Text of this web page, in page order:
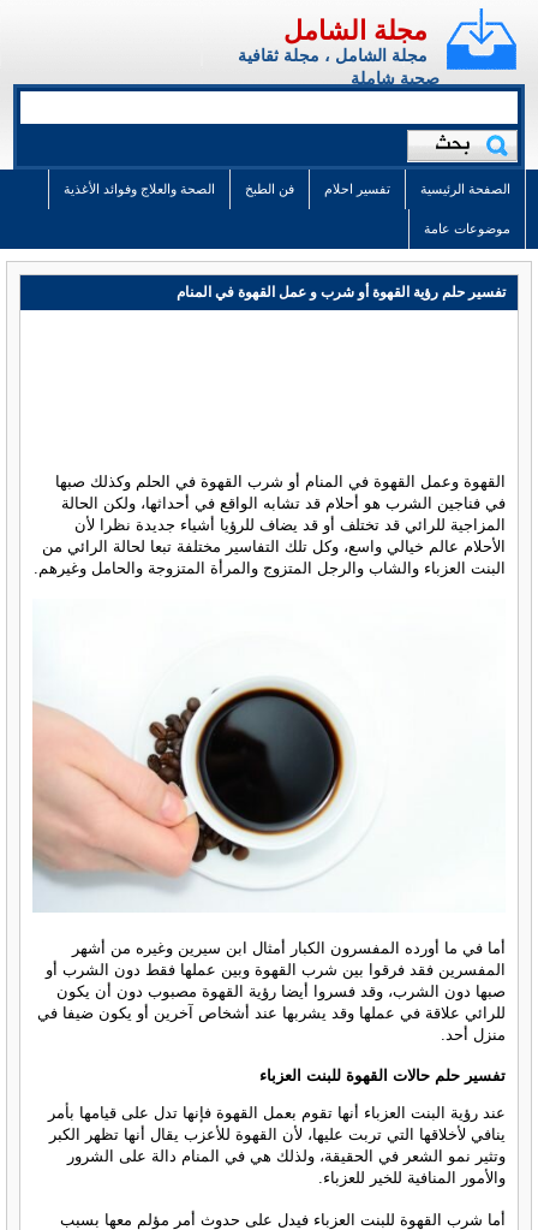
مجلة الشامل
مجلة الشامل ، مجلة ثقافية
صحية شاملة
الصفحة الرئيسية تفسير احلام فن الطبخ الصحة والعلاج وفوائد الأغذية
موضوعات عامة
تفسير حلم رؤية القهوة أو شرب و عمل القهوة في المنام
القهوة وعمل القهوة في المنام أو شرب القهوة في الحلم وكذلك صبها
في فناجين الشرب هو أحلام قد تشابه الواقع في أحداثها، ولكن الحالة
المزاجية للرائي قد تختلف أو قد يضاف للرؤيا أشياء جديدة نظرا لأن
الأحلام عالم خيالي واسع، وكل تلك التفاسير مختلفة تبعا لحالة الرائي من
البنت العزباء والشاب والرجل المتزوج والمرأة المتزوجة والحامل وغيرهم.
أما في ما أورده المفسرون الكبار أمثال ابن سيرين وغيره من أشهر
المفسرين فقد فرقوا بين شرب القهوة وبين عملها فقط دون الشرب أو
صبها دون الشرب، وقد فسروا أيضا رؤية القهوة مصبوب دون أن يكون
للرائي علاقة في عملها وقد يشربها عند أشخاص آخرين أو يكون ضيفا في
منزل أحد.
تفسير حلم حالات القهوة للبنت العزباء
عند رؤية البنت العزباء أنها تقوم بعمل القهوة فإنها تدل على قيامها بأمر
ينافي لأخلاقها التي تربت عليها، لأن القهوة للأعزب يقال أنها تظهر الكبر
وتثير نمو الشعر في الحقيقة، ولذلك هي في المنام دالة على الشرور
والأمور المنافية للخير للعزباء.
أما شرب القهوة للبنت العزباء فيدل على حدوث أمر مؤلم معها بسبب